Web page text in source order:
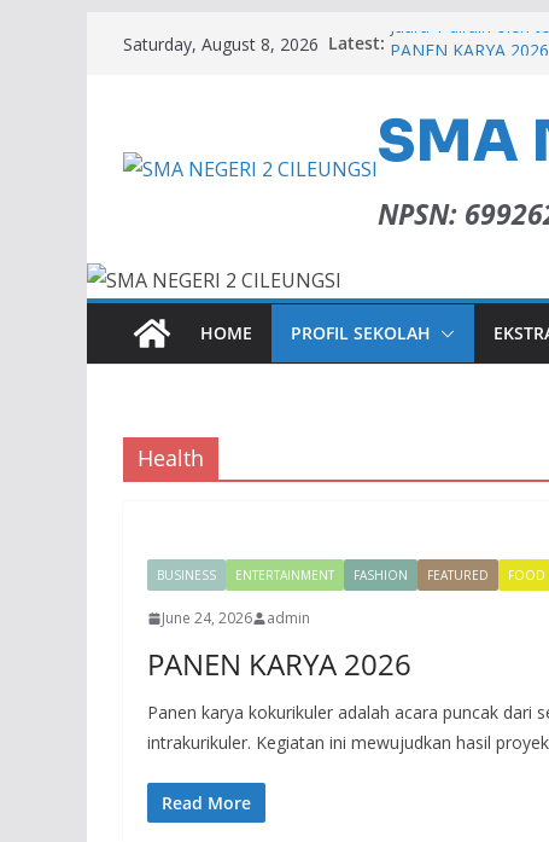
Saturday, August 8, 2026 Latest: Juara 1 diraih oleh
Memperingati Isra
ADIWIYATA SMAN
SMA
NPSN:
HOME PROFIL SEKOLAH
Health
BUSINESS ENTERTAINMENT FASHION FEATURED FOOD
June 24, 2026 admin
PANEN KARYA 2026
Panen karya kokurikuler adalah acara puncak
intrakurikuler. Kegiatan ini mewujudkan hasil
Read More